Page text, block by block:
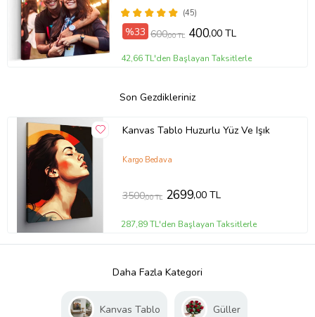
(45)
%33 600,00 TL 400,00 TL
42,66 TL'den Başlayan Taksitlerle
Son Gezdikleriniz
Kanvas Tablo Huzurlu Yüz Ve Işık
Kargo Bedava
3500,00 TL 2699,00 TL
287,89 TL'den Başlayan Taksitlerle
Daha Fazla Kategori
Kanvas Tablo Güller